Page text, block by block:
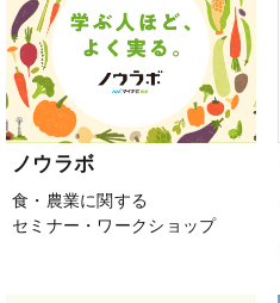
ノウラボ
食・農業に関する
セミナー・ワークショップ